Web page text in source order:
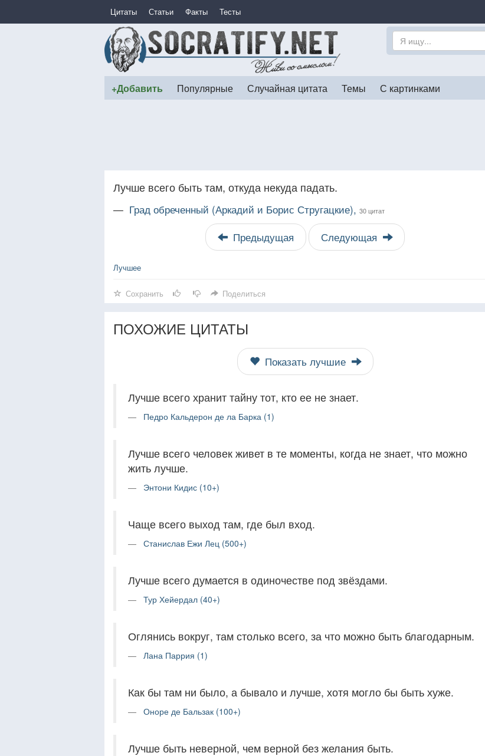
Цитаты Статьи Факты Тесты
+Добавить Популярные Случайная цитата Темы С картинками
Лучше всего быть там, откуда некуда падать.
— Град обреченный (Аркадий и Борис Стругацкие), 30 цитат
Предыдущая Следующая
Лучшее
Сохранить Поделиться
ПОХОЖИЕ ЦИТАТЫ
Показать лучшие
Лучше всего хранит тайну тот, кто ее не знает.
Педро Кальдерон де ла Барка (1)
Лучше всего человек живет в те моменты, когда не знает, что можно
жить лучше.
Энтони Кидис (10+)
Чаще всего выход там, где был вход.
Станислав Ежи Лец (500+)
Лучше всего думается в одиночестве под звёздами.
Тур Хейердал (40+)
Оглянись вокруг, там столько всего, за что можно быть благодарным.
Лана Паррия (1)
Как бы там ни было, а бывало и лучше, хотя могло бы быть хуже.
Оноре де Бальзак (100+)
Лучше быть неверной, чем верной без желания быть.